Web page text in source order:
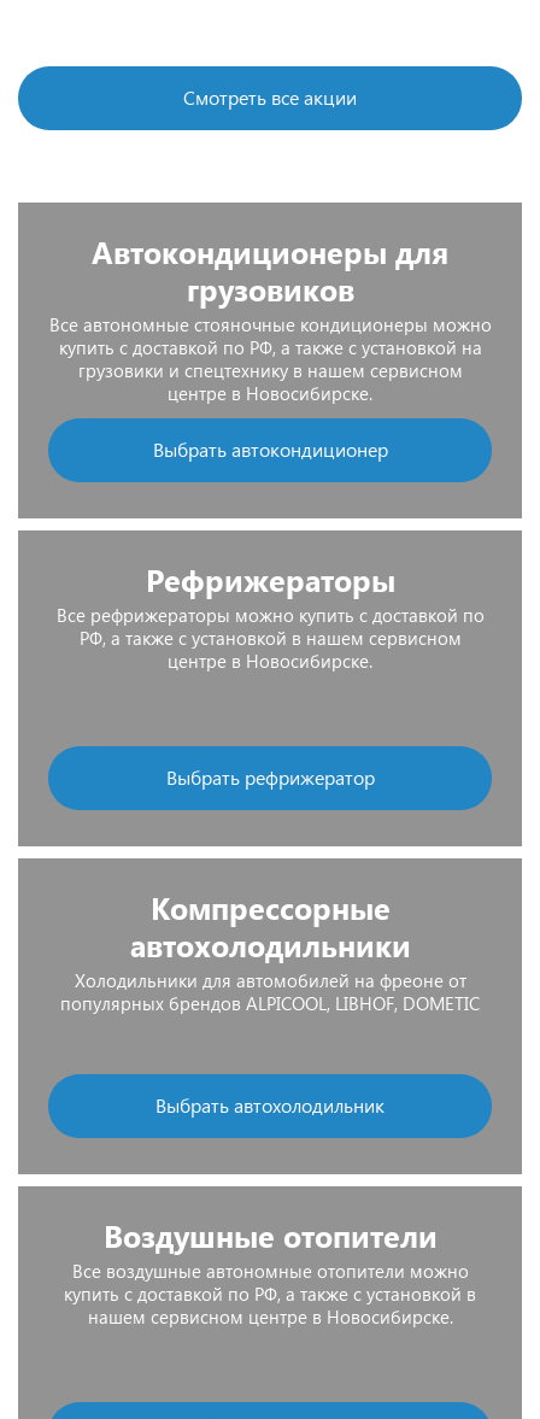
Смотреть все акции
Автокондиционеры для
грузовиков
Все автономные стояночные кондиционеры можно
купить с доставкой по РФ, а также с установкой на
грузовики и спецтехнику в нашем сервисном
центре в Новосибирске.
Выбрать автокондиционер
Рефрижераторы
Все рефрижераторы можно купить с доставкой по
РФ, а также с установкой в нашем сервисном
центре в Новосибирске.
Выбрать рефрижератор
Компрессорные
автохолодильники
Холодильники для автомобилей на фреоне от
популярных брендов ALPICOOL, LIBHOF, DOMETIC
Выбрать автохолодильник
Воздушные отопители
Все воздушные автономные отопители можно
купить с доставкой по РФ, а также с установкой в
нашем сервисном центре в Новосибирске.